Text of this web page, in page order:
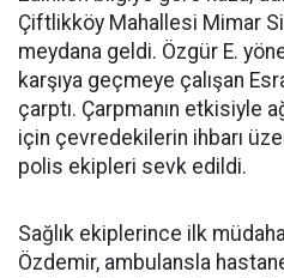
Çiftlikköy Mahallesi Mimar
meydana geldi. Özgür E.
karşıya geçmeye çalışan
çarptı. Çarpmanın etkisiyle
için çevredekilerin ihbarı
polis ekipleri sevk edildi.
Sağlık ekiplerince ilk
Özdemir, ambulansla